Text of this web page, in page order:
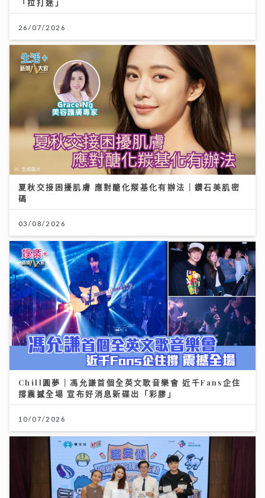
「拉打迷」
26/07/2026
夏秋交接困擾肌膚 應對醣化羰基化有辦法｜鑽石美肌密
碼
03/08/2026
Chill圓夢｜馮允謙首個全英文歌音樂會 近千Fans企住
撐震撼全場 宣布好消息新碟出「彩膠」
10/07/2026